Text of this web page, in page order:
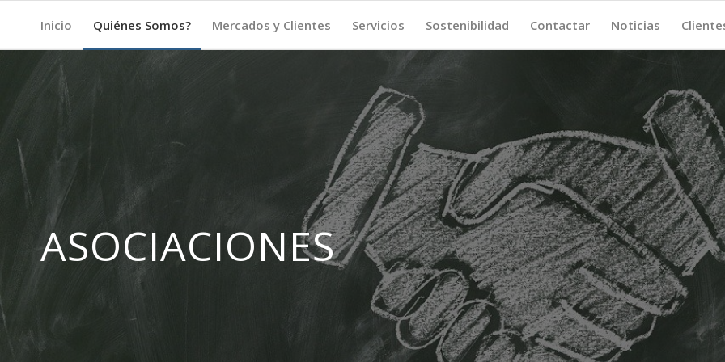
Inicio Quiénes Somos? Mercados y Clientes Servicios Sostenibilidad Contactar Noticias
ASOCIACIONES